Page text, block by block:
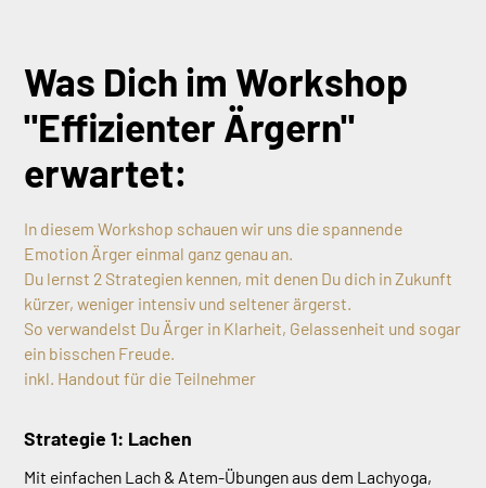
Was Dich im Workshop
"Effizienter Ärgern"
erwartet:
In diesem Workshop schauen wir uns die spannende
Emotion Ärger einmal ganz genau an.
Du lernst 2 Strategien kennen, mit denen Du dich in Zukunft
kürzer, weniger intensiv und seltener ärgerst.
So verwandelst Du Ärger in Klarheit, Gelassenheit und sogar
ein bisschen Freude.
inkl. Handout für die Teilnehmer
Strategie 1: Lachen
Mit einfachen Lach & Atem-Übungen aus dem Lachyoga,